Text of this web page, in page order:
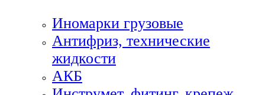
Иномарки грузовые
Антифриз, технические
жидкости
АКБ